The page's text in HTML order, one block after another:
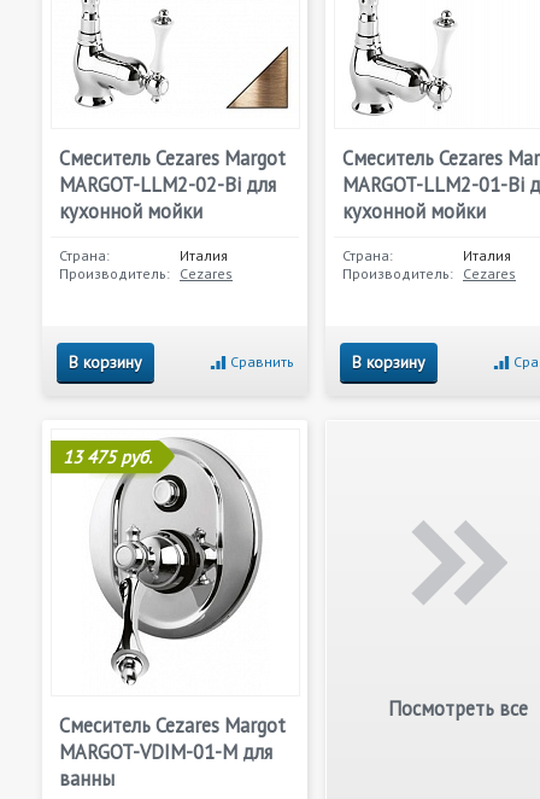
Смеситель Cezares Margot
MARGOT-LLM2-02-Bi для
кухонной мойки
Страна:
Италия
Производитель: Cezares
В корзину Сравнить
Смеситель Cezares
MARGOT-LLM2-01-Bi
кухонной мойки
Страна:
Италия
Производитель: Cezares
В корзину
13 475 руб.
Смеситель Cezares Margot
MARGOT-VDIM-01-M для
ванны
Посмотреть все